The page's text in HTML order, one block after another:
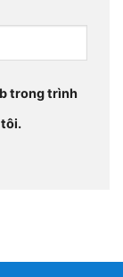
trong trình
tôi.